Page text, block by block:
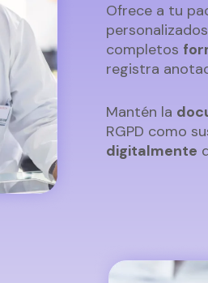
Ofrece a tu
completos
registra
Mantén la
RGPD como
digitalmente